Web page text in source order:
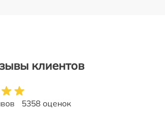
клиентов
5358 оценок